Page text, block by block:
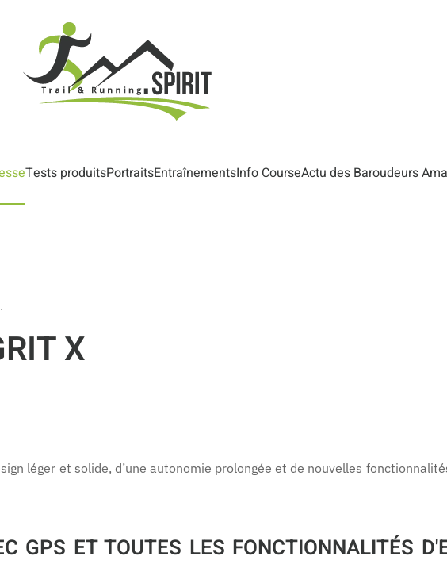
Tests produitsPortraitsEntraînementsInfo CourseActu des Baroudeurs
.
X
léger et solide, d’une autonomie prolongée et de nouvelles
GPS ET TOUTES LES FONCTIONNALITÉS